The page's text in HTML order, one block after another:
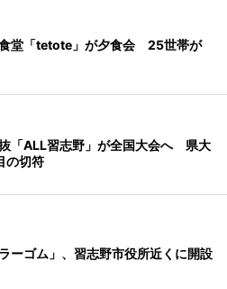
堂「tetote」が夕食会 25世帯が
「ALL習志野」が全国大会へ 県大
の切符
ーゴム」、習志野市役所近くに開設